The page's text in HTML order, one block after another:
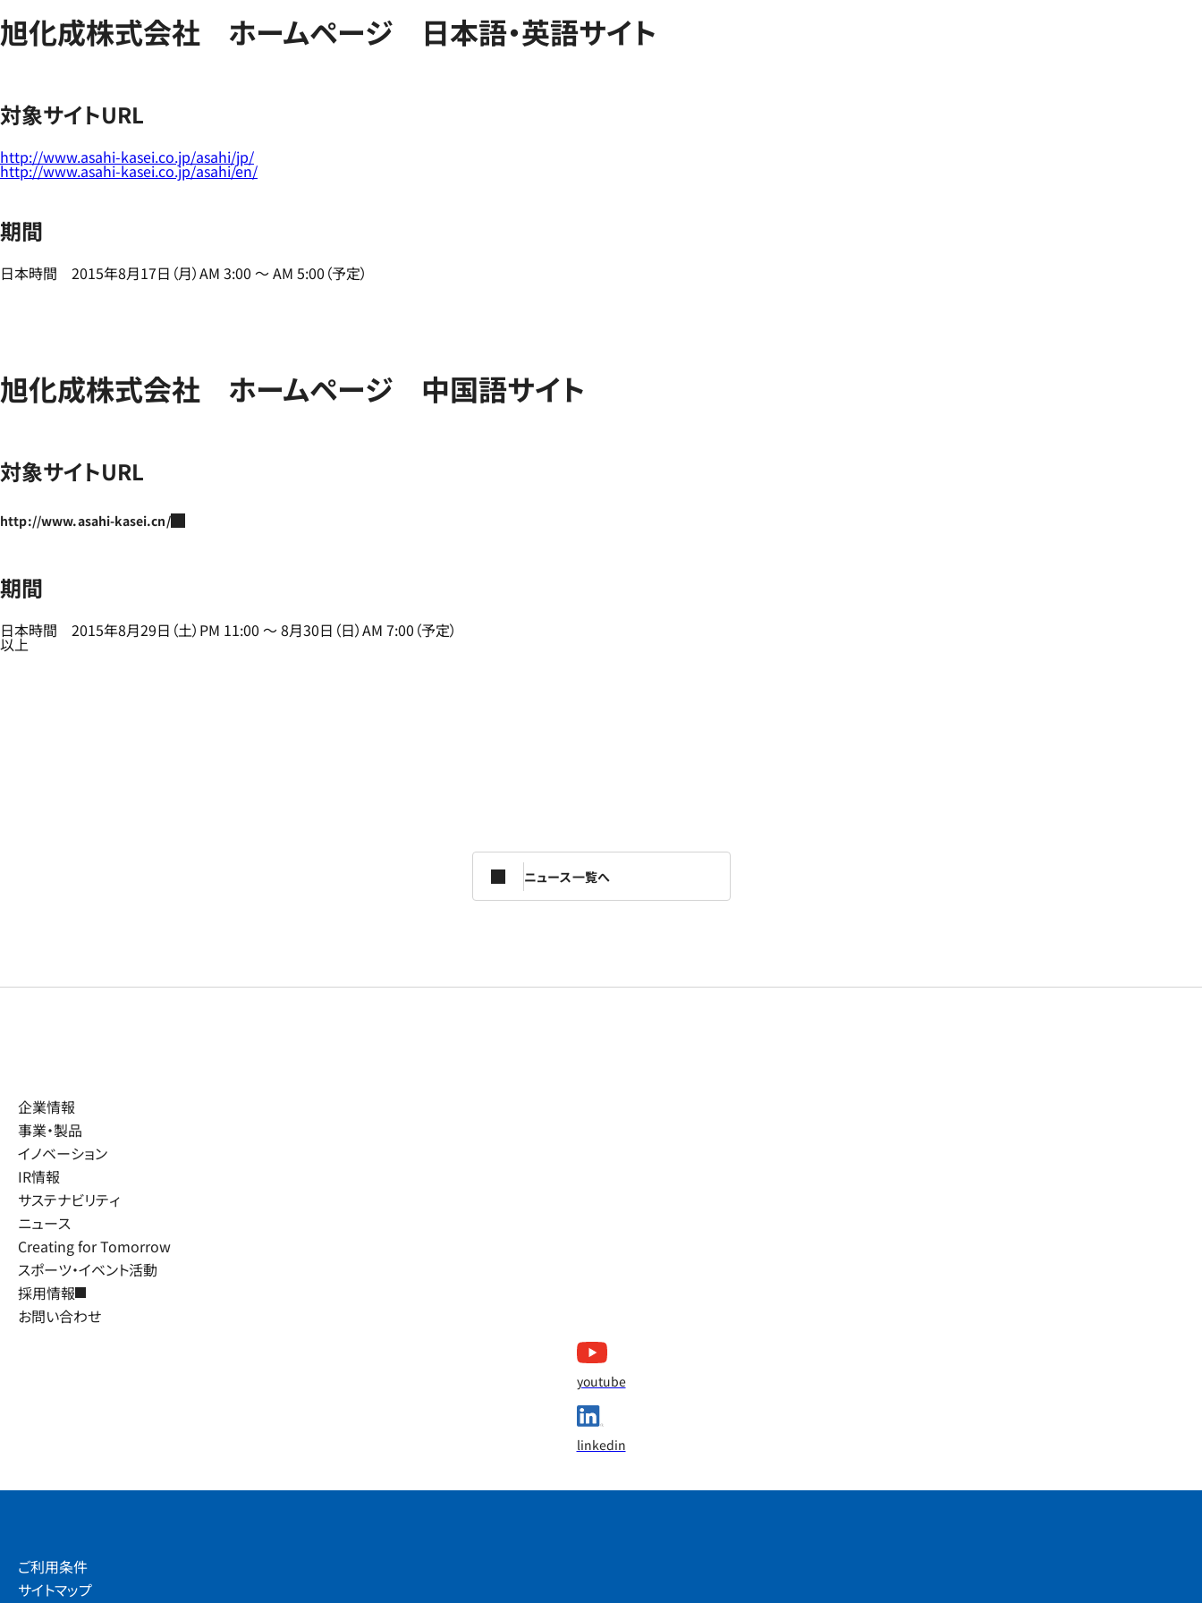
旭化成株式会社 ホームページ 日本語・英語サイト
対象サイトURL
http://www.asahi-kasei.co.jp/asahi/jp/
http://www.asahi-kasei.co.jp/asahi/en/
期間
日本時間 2015年8月17日（月）AM 3:00 ～ AM 5:00（予定）
旭化成株式会社 ホームページ 中国語サイト
対象サイトURL
http://www.asahi-kasei.cn/
期間
日本時間 2015年8月29日（土）PM 11:00 ～ 8月30日（日）AM 7:00（予定）
以上
ニュース一覧へ
企業情報
事業・製品
イノベーション
IR情報
サステナビリティ
ニュース
Creating for Tomorrow
スポーツ・イベント活動
採用情報
お問い合わせ
youtube
linkedin
ご利用条件
サイトマップ